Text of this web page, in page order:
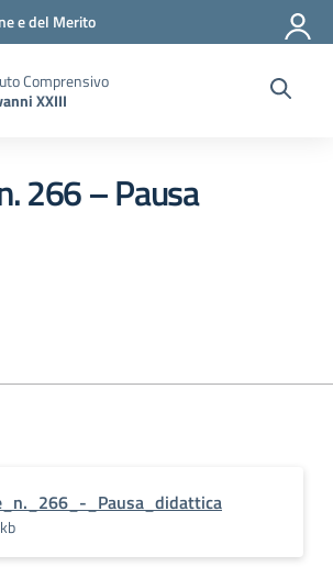
degli strumenti
e del Merito
Comprensivo
XXIII
266 – Pausa
_Pausa_didattica